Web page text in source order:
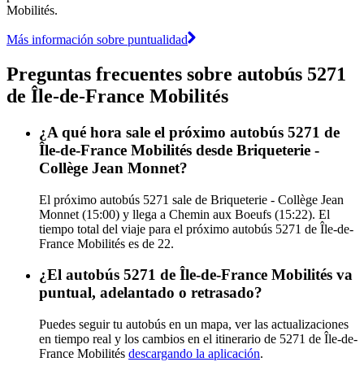
Mobilités.
Más información sobre puntualidad
Preguntas frecuentes sobre autobús 5271
de Île-de-France Mobilités
¿A qué hora sale el próximo autobús 5271 de
Île-de-France Mobilités desde Briqueterie -
Collège Jean Monnet?
El próximo autobús 5271 sale de Briqueterie - Collège Jean
Monnet (15:00) y llega a Chemin aux Boeufs (15:22). El
tiempo total del viaje para el próximo autobús 5271 de Île-de-
France Mobilités es de 22.
¿El autobús 5271 de Île-de-France Mobilités va
puntual, adelantado o retrasado?
Puedes seguir tu autobús en un mapa, ver las actualizaciones
en tiempo real y los cambios en el itinerario de 5271 de Île-de-
France Mobilités descargando la aplicación.